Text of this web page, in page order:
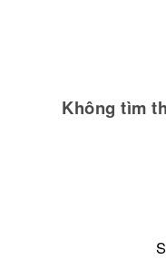
Không tìm